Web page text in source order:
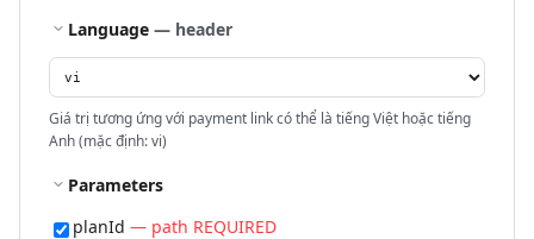
Language — header
Giá trị tương ứng với payment link có thể là tiếng Việt hoặc tiếng
Anh (mặc định: vi)
Parameters
planId — path REQUIRED